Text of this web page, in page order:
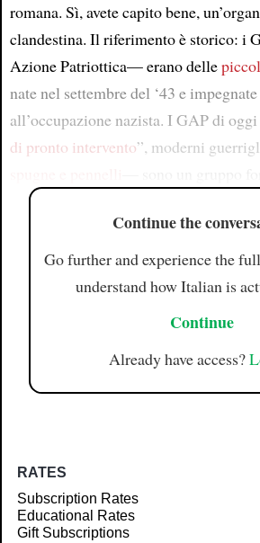
romana. Sì, avete capito bene,
clandestina. Il riferimento è storico: i
Azione Patriottica— erano delle
nate nel settembre del ‘43 e
all’occupazione nazista. I GAP di
di pronto intervento”, moderni
Continue the
Go further and experience the
understand how Italian is
Continue
Already have access?
RATES
Subscription Rates
Educational Rates
Gift Subscriptions